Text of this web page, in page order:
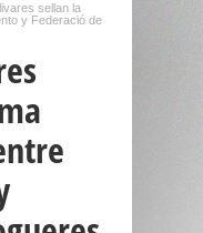
sellan la
y Federació de